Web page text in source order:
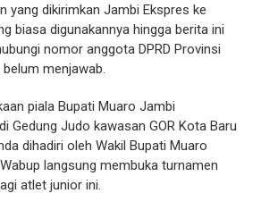
yang dikirimkan Jambi Ekspres ke
biasa digunakannya hingga berita ini
nomor anggota DPRD Provinsi
menjawab.
piala Bupati Muaro Jambi
Gedung Judo kawasan GOR Kota Baru
dihadiri oleh Wakil Bupati Muaro
langsung membuka turnamen
atlet junior ini.